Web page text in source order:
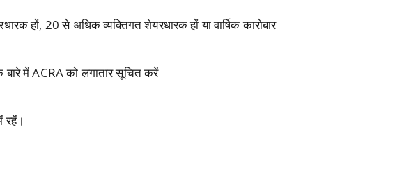
हों, 20 से अधिक व्यक्तिगत शेयरधारक हों या वार्षिक कारोबार
में ACRA को लगातार सूचित करें
रहें।